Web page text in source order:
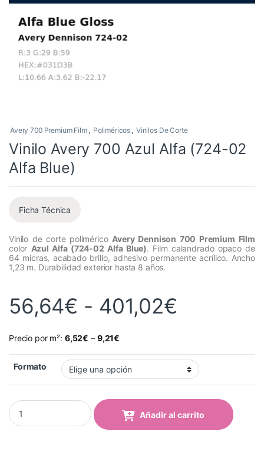
Avery 700 Premium Film , Poliméricos , Vinilos De Corte
Vinilo Avery 700 Azul Alfa (724-02
Alfa Blue)
Ficha Técnica
Vinilo de corte polimérico Avery Dennison 700 Premium Film
color Azul Alfa (724-02 Alfa Blue). Film calandrado opaco de
64 micras, acabado brillo, adhesivo permanente acrílico. Ancho
1,23 m. Durabilidad exterior hasta 8 años.
56,64€ - 401,02€
Precio por m²: 6,52€ – 9,21€
Formato
Vinilo Avery 700 Azul Alfa (724-02 Alfa Blue) quantity
Añadir al carrito